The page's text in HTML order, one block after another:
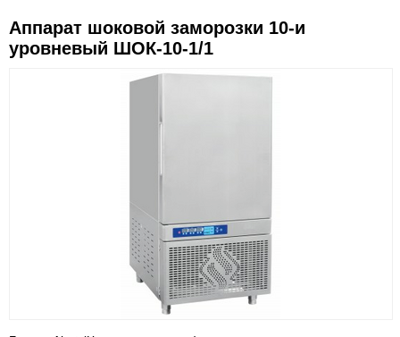
Аппарат шоковой заморозки 10-и
уровневый ШОК-10-1/1